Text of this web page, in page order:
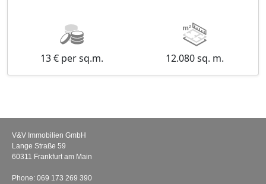
13 € per sq.m. 12.080 sq. m.
V&V Immobilien GmbH
Lange Straße 59
60311 Frankfurt am Main
Phone: 069 173 269 390